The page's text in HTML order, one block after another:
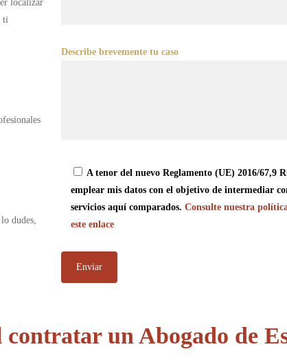
localizar
ti
dudes,
Describe brevemente tu caso
A tenor del nuevo Reglamento (UE) 2016/67,9
emplear mis datos con el objetivo de intermediar
servicios aquí comparados. Consulte nuestra
este enlace
contratar un Abogado de